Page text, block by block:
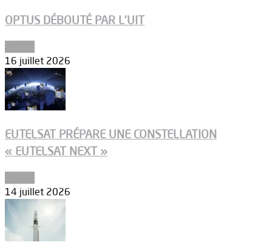
OPTUS DÉBOUTÉ PAR L’UIT
16 juillet 2026
EUTELSAT PRÉPARE UNE CONSTELLATION
« EUTELSAT NEXT »
14 juillet 2026